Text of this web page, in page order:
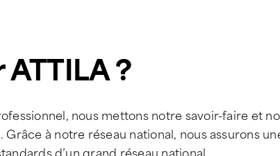
?
nous mettons notre savoir-faire et
à notre réseau national, nous assurons
d’un grand réseau national.